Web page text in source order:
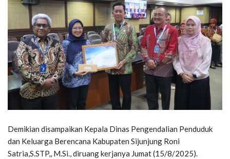
Demikian disampaikan Kepala Dinas Pengendalian Penduduk
dan Keluarga Berencana Kabupaten Sijunjung Roni
Satria,S.STP,, M.Si., diruang kerjanya Jumat (15/8/2025).